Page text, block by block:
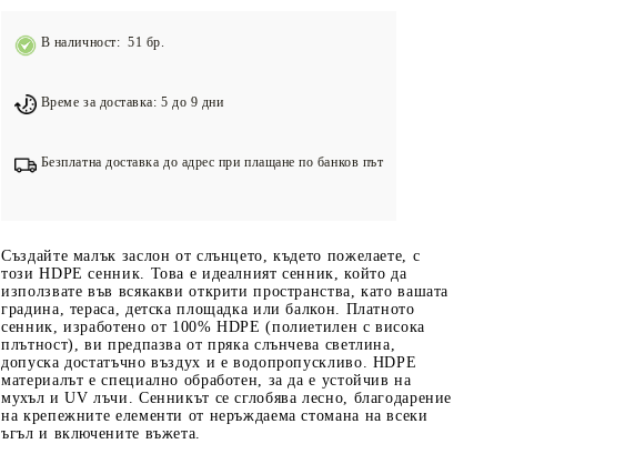
В наличност: 51 бр.
Време за доставка: 5 до 9 дни
Безплатна доставка до адрес при плащане по банков път
Създайте малък заслон от слънцето, където пожелаете, с
този HDPE сенник. Това е идеалният сенник, който да
използвате във всякакви открити пространства, като вашата
градина, тераса, детска площадка или балкон. Платното
сенник, изработено от 100% HDPE (полиетилен с висока
плътност), ви предпазва от пряка слънчева светлина,
допуска достатъчно въздух и е водопропускливо. HDPE
материалът е специално обработен, за да е устойчив на
мухъл и UV лъчи. Сенникът се сглобява лесно, благодарение
на крепежните елементи от неръждаема стомана на всеки
ъгъл и включените въжета.